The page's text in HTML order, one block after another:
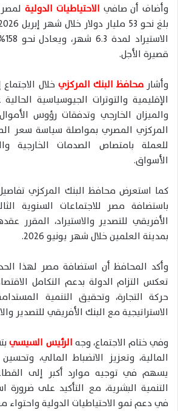
وأضاف أن صافي الاحتياطيات الدولية
قصيرة الأجل.
وأشار محافظ البنك المركزي خلال
الإقليمية والتوترات الجيوسياسية
والميزان الخارجي وتدفقات رؤوس
المركزي المصري بمواصلة سياسة سعر
للعملة بامتصاص الصدمات الخارجية
الأسواق.
كما استعرض محافظ البنك المركزي
باستضافة مصر للاجتماعات السنوية
الأفريقي للتصدير والاستيراد، المقرر
بمدينة العلمين خلال شهر يونيو 2026.
وأكد المحافظ أن استضافة مصر لهذا
تعكس التزام الدولة بدعم التكامل
حركة التجارة، وتحقيق التنمية
الاستراتيجية مع البنك الأفريقي للتصدير
وفي ختام الاجتماع، وجه الرئيس السيسي
المالية، وتعزيز الانضباط المالي،
يسهم في توجيه موارد أكبر إلى
التنمية البشرية، مع التأكيد على ضرورة
في دعم نمو الاحتياطيات الدولية واحتواء